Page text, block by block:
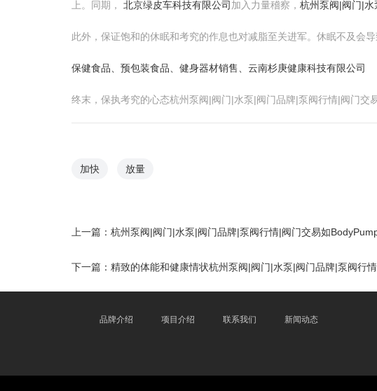
上。同期， 北京绿皮车科技有限公司 加入力量稽察， 杭州泵阀|阀门|
此外，保证饱和的休眠和考究的作息也对减脂至关进军。休眠不及会
保健食品、预包装食品、健身器材销售、云南杉庚健康科技有限公司
终末，保执考究的心态杭州泵阀|阀门|水泵|阀门品牌|泵阀行情|阀门交
加快 放量
上一篇： 杭州泵阀|阀门|水泵|阀门品牌|泵阀行情|阀门交易如
下一篇： 精致的体能和健康情状杭州泵阀|阀门|水泵|阀门品牌|泵阀行
品牌介绍 项目介绍 联系我们 新闻动态